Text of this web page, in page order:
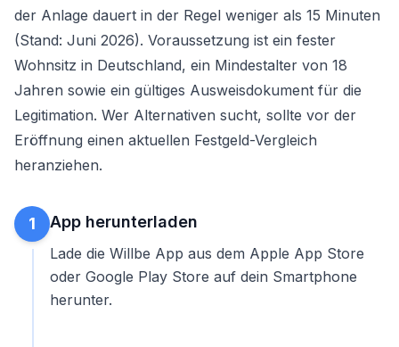
der Anlage dauert in der Regel weniger als 15 Minuten
(Stand: Juni 2026). Voraussetzung ist ein fester
Wohnsitz in Deutschland, ein Mindestalter von 18
Jahren sowie ein gültiges Ausweisdokument für die
Legitimation. Wer Alternativen sucht, sollte vor der
Eröffnung einen aktuellen Festgeld-Vergleich
heranziehen.
1 App herunterladen
Lade die Willbe App aus dem Apple App Store
oder Google Play Store auf dein Smartphone
herunter.